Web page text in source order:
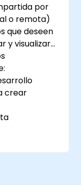
por
o remota)
que deseen
y visualizar
crear
con